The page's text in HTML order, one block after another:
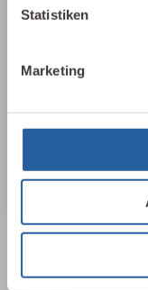
Statistiken
Marketing
Überblick
oder als
25